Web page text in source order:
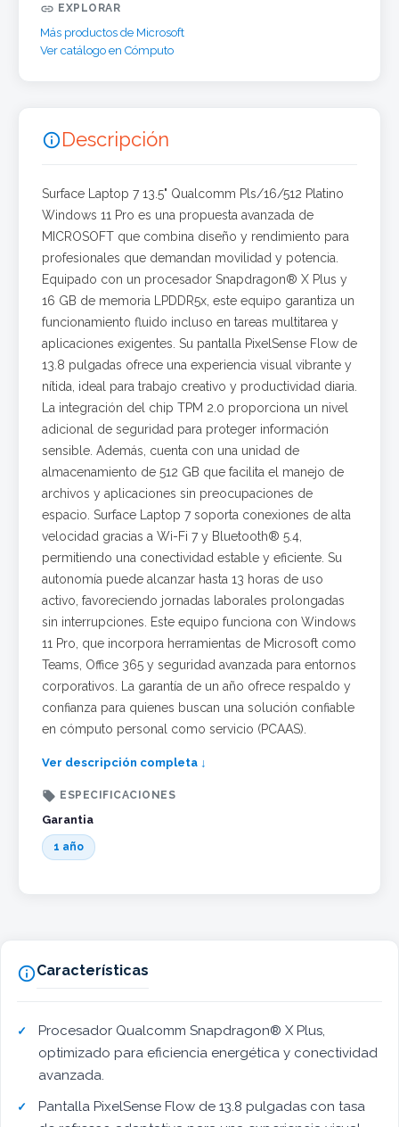
 EXPLORAR
Más productos de Microsoft
Ver catálogo en Cómputo
Descripción
Surface Laptop 7 13.5" Qualcomm Pls/16/512 Platino
Windows 11 Pro es una propuesta avanzada de
MICROSOFT que combina diseño y rendimiento para
profesionales que demandan movilidad y potencia.
Equipado con un procesador Snapdragon® X Plus y
16 GB de memoria LPDDR5x, este equipo garantiza un
funcionamiento fluido incluso en tareas multitarea y
aplicaciones exigentes. Su pantalla PixelSense Flow de
13.8 pulgadas ofrece una experiencia visual vibrante y
nítida, ideal para trabajo creativo y productividad diaria.
La integración del chip TPM 2.0 proporciona un nivel
adicional de seguridad para proteger información
sensible. Además, cuenta con una unidad de
almacenamiento de 512 GB que facilita el manejo de
archivos y aplicaciones sin preocupaciones de
espacio. Surface Laptop 7 soporta conexiones de alta
velocidad gracias a Wi-Fi 7 y Bluetooth® 5.4,
permitiendo una conectividad estable y eficiente. Su
autonomía puede alcanzar hasta 13 horas de uso
activo, favoreciendo jornadas laborales prolongadas
sin interrupciones. Este equipo funciona con Windows
11 Pro, que incorpora herramientas de Microsoft como
Teams, Office 365 y seguridad avanzada para entornos
corporativos. La garantía de un año ofrece respaldo y
confianza para quienes buscan una solución confiable
en cómputo personal como servicio (PCAAS).
Ver descripción completa ↓
 ESPECIFICACIONES
Garantia
1 año
Características
Procesador Qualcomm Snapdragon® X Plus,
optimizado para eficiencia energética y conectividad
avanzada.
Pantalla PixelSense Flow de 13.8 pulgadas con tasa